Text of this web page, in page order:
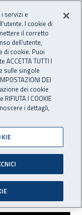
Apri cerca
2016”
di
servizi e
I cookie di
il corretto
dell’utente,
cookie. Puoi
TUTTI I
sulle singole
DEI
dei cookie
I COOKIE
i dettagli,